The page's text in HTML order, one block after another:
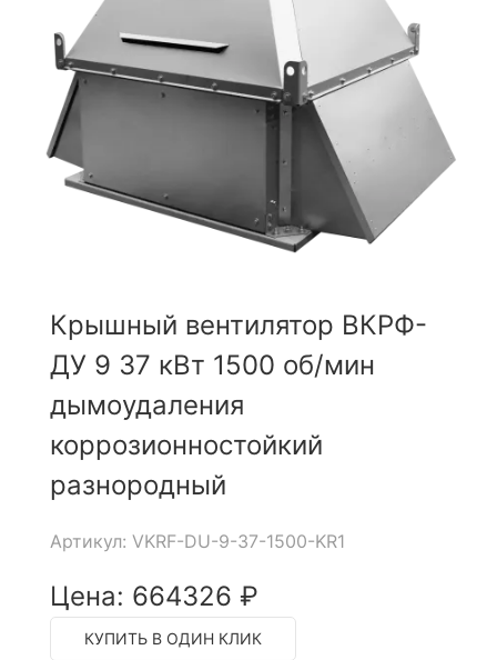
Крышный вентилятор ВКРФ-
ДУ 9 37 кВт 1500 об/мин
дымоудаления
коррозионностойкий
разнородный
Артикул: VKRF-DU-9-37-1500-KR1
Цена: 664326 ₽
КУПИТЬ В ОДИН КЛИК